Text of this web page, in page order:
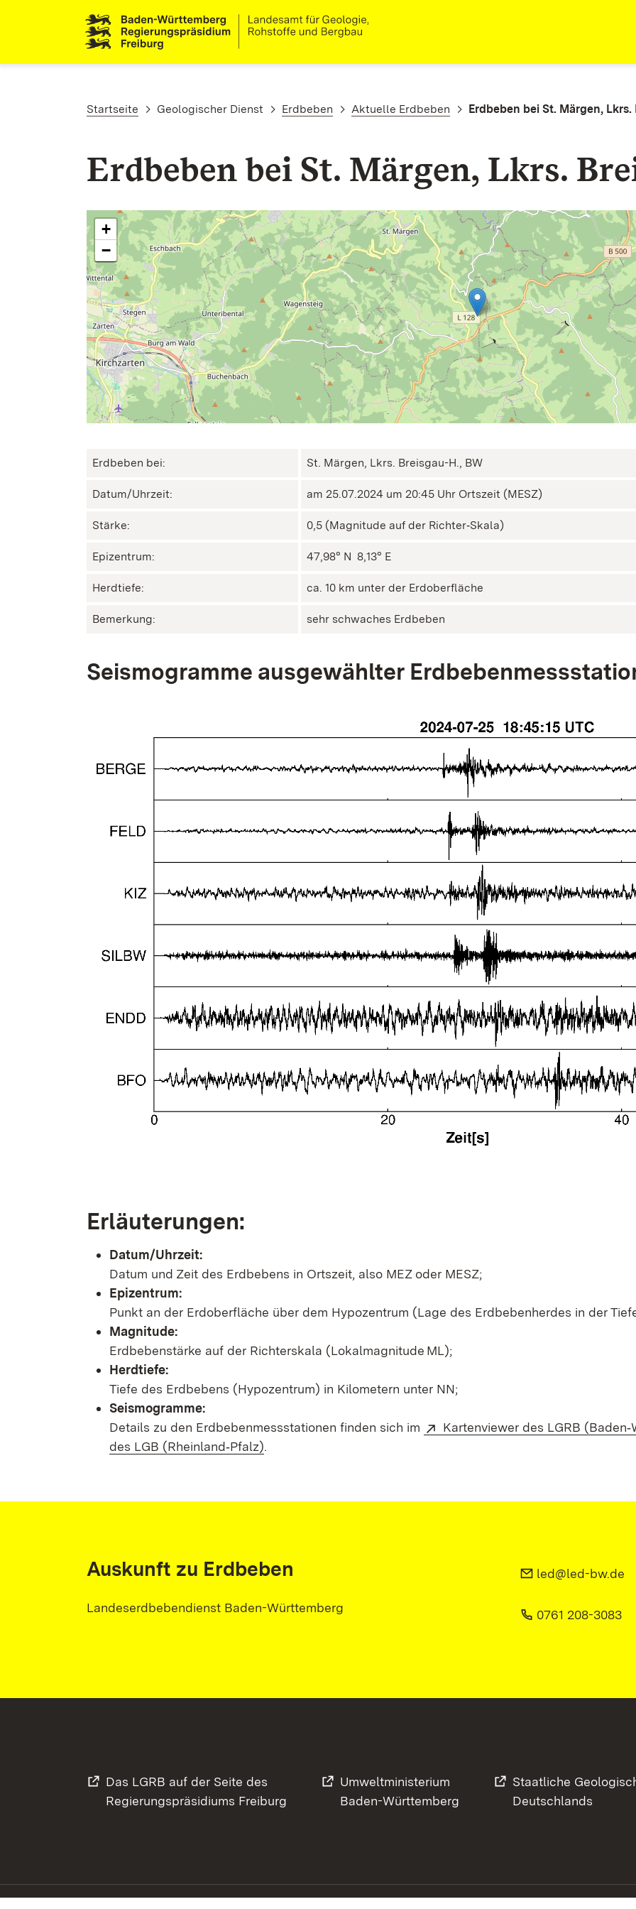
Pfadnavigation
Startseite Geologischer Dienst Erdbeben Aktuelle Erdbeben Erdbeben bei St. Märgen, Lkrs.
Erdbeben bei St. Märgen, Lkrs.
+
−
Erdbeben bei: St. Märgen, Lkrs. Breisgau-H., BW
Datum/Uhrzeit: am 25.07.2024 um 20:45 Uhr Ortszeit (MESZ)
Stärke: 0,5 (Magnitude auf der Richter‑Skala)
Epizentrum: 47,98° N ㅤ 8,13° E
Herdtiefe: ca. 10 km unter der Erdoberfläche
Bemerkung: sehr schwaches Erdbeben
Seismogramme ausgewählter
Erläuterungen:
Datum/Uhrzeit:
Datum und Zeit des Erdbebens in Ortszeit, also MEZ oder MESZ;
Epizentrum:
Punkt an der Erdoberfläche über dem Hypozentrum (Lage des Erdbebenherdes in der
Magnitude:
Erdbebenstärke auf der Richterskala (Lokalmagnitude ML);
Herdtiefe:
Tiefe des Erdbebens (Hypozentrum) in Kilometern unter NN;
Seismogramme:
Details zu den Erdbebenmessstationen finden sich im
Kartenviewer des LGRB
des LGB (Rheinland‑Pfalz).
Auskunft zu Erdbeben
Landeserdbebendienst Baden-Württemberg
led@led-bw.de
0761 208-3083
Das LGRB auf der Seite des
Regierungspräsidiums Freiburg
Umweltministerium
Baden-Württemberg
Staatliche
Deutschlands